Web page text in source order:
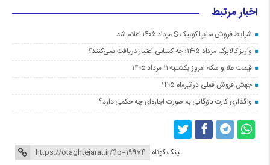
اخبار مرتبط
شرایط فروش سایپا کوییک S مرداد ۱۴۰۵ اعلام شد
واریز کالابرگ مرداد ۱۴۰۵؛ چه کسانی اعتبار دریافت نمی‌کنند؟
قیمت طلا و سکه امروز یکشنبه ۱۱ مرداد ۱۴۰۵
جهش فروش فملی در تیرماه ۱۴۰۵
واگذاری کارت بازرگانی به صورت اجاره‌ای چه حکمی دارد؟
لینک کوتاه